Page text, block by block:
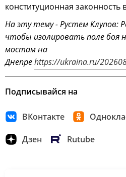
конституционная законность
На эту тему - Рустем Клупов:
чтобы изолировать поле боя
мостам на
Днепреhttps://ukraina.ru/
Подписывайся на
ВКонтакте
Дзен Rutube